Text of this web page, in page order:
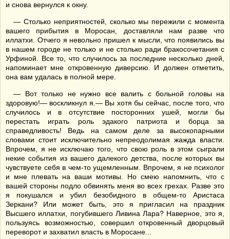
и снова вернулся к окну.
— Столько неприятностей, сколько мы пережили с момента
вашего прибытия в Моросан, доставляли нам разве что
иллатхи. Отчего я невольно пришел к мысли, что появились вы
в нашем городе не только и не столько ради бракосочетания с
Урфиной. Все то, что случилось за последние несколько дней,
напоминает мне откровенную диверсию. И должен отметить,
она вам удалась в полной мере.
— Вот только не нужно все валить с больной головы на
здоровую!— воскликнул я.— Вы хотя бы сейчас, после того, что
случилось и в отсутствие посторонних ушей, могли бы
перестать играть роль эдакого патриота и борца за
справедливость! Ведь на самом деле за высокопарными
словами стоит исключительно непреодолимая жажда власти.
Впрочем, я не исключаю того, что свою роль в этом сыграли
некие события из вашего далекого детства, после которых вы
чувствуете себя в чем-то ущемленным. Впрочем, я не психолог
и мне плевать на ваши мотивы. Но смею напомнить, что с
вашей стороны подло обвинять меня во всех грехах. Разве это
я покушался и убил безобидного в общем-то Аристаса
Зеркани? Или может быть, это я пригласил на праздник
Высшего иллатхи, погубившего Ливина Лара? Наверное, это я,
пользуясь возможностью, совершил откровенный дворцовый
переворот и захватил власть в Моросане...